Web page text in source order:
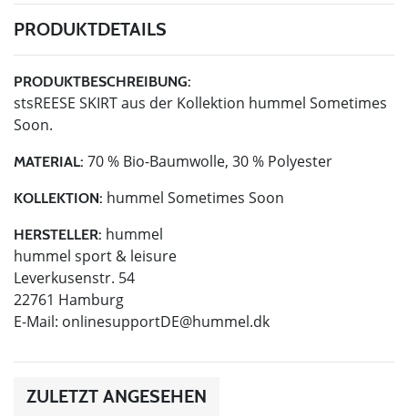
PRODUKTDETAILS
PRODUKTBESCHREIBUNG:
stsREESE SKIRT aus der Kollektion hummel Sometimes
Soon.
MATERIAL: 70 % Bio-Baumwolle, 30 % Polyester
KOLLEKTION: hummel Sometimes Soon
HERSTELLER: hummel
hummel sport & leisure
Leverkusenstr. 54
22761 Hamburg
E-Mail: onlinesupportDE@hummel.dk
ZULETZT ANGESEHEN